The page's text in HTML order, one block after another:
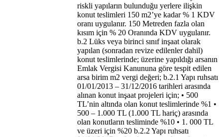
riskli yapıların bulunduğu yerlere ilişkin
konut teslimleri 150 m2’ye kadar % 1 KDV
oranı uygulanır. 150 Metreden fazla olan
kısım için % 20 Oranında KDV uygulanır.
b.2 Lüks veya birinci sınıf inşaat olarak
yapılan (sonradan revize edilenler dahil)
konut teslimlerinde; üzerine yapıldığı arsanın
Emlak Vergisi Kanununa göre tespit edilen
arsa birim m2 vergi değeri; b.2.1 Yapı ruhsatı
01/01/2013 – 31/12/2016 tarihleri arasında
alınan konut inşaat projeleri için; • 500
TL’nin altında olan konut teslimlerinde %1 •
500 – 1.000 TL (1.000 TL hariç) arasında
olan konutların tesliminde %10 • 1. 000 TL
ve üzeri için %20 b.2.2 Yapı ruhsatı